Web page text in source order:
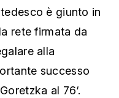
è giunto in
rete firmata da
alla
successo
al 76‘.